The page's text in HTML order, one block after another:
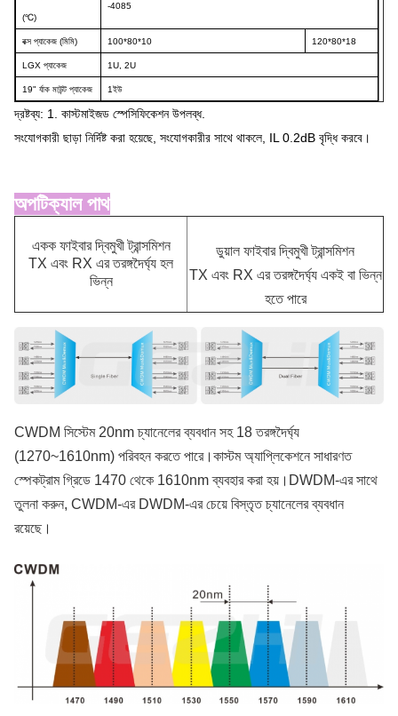
(℃)
-4085
বক্স প্যাকেজ (মিমি) 100*80*10 120*80*18
LGX প্যাকেজ 1U, 2U
19" র্যাক মাউন্ট প্যাকেজ 1ইউ
দ্রষ্টব্য: 1. কাস্টমাইজড স্পেসিফিকেশন উপলব্ধ.
সংযোগকারী ছাড়া নির্দিষ্ট করা হয়েছে, সংযোগকারীর সাথে থাকলে, IL 0.2dB বৃদ্ধি করবে।
অপটিক্যাল পাথ
একক ফাইবার দ্বিমুখী ট্রান্সমিশন
TX এবং RX এর তরঙ্গদৈর্ঘ্য হল
ভিন্ন
ডুয়াল ফাইবার দ্বিমুখী ট্রান্সমিশন
TX এবং RX এর তরঙ্গদৈর্ঘ্য একই বা ভিন্ন
হতে পারে
CWDM সিস্টেম 20nm চ্যানেলের ব্যবধান সহ 18 তরঙ্গদৈর্ঘ্য
(1270~1610nm) পরিবহন করতে পারে।কাস্টম অ্যাপ্লিকেশনে সাধারণত
স্পেকট্রাম গ্রিডে 1470 থেকে 1610nm ব্যবহার করা হয়।DWDM-এর সাথে
তুলনা করুন, CWDM-এর DWDM-এর চেয়ে বিস্তৃত চ্যানেলের ব্যবধান
রয়েছে।